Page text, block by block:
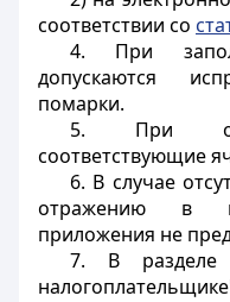
соответствии со
4. При
допускаются
помарки.
5. При
соответствующие
6. В случае
отражению в
приложения не
7. В